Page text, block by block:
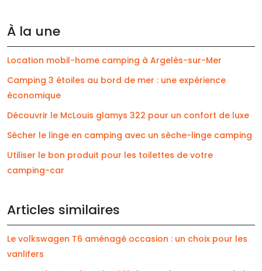
À la une
Location mobil-home camping à Argelès-sur-Mer
Camping 3 étoiles au bord de mer : une expérience
économique
Découvrir le McLouis glamys 322 pour un confort de luxe
Sécher le linge en camping avec un sèche-linge camping
Utiliser le bon produit pour les toilettes de votre
camping-car
Articles similaires
Le volkswagen T6 aménagé occasion : un choix pour les
vanlifers